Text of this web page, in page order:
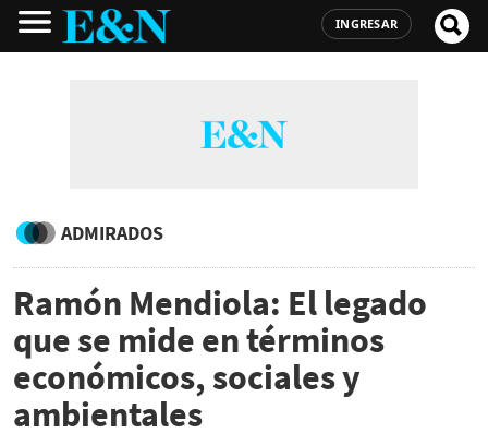
INGRESAR
ADMIRADOS
Ramón Mendiola: El legado
que se mide en términos
económicos, sociales y
ambientales